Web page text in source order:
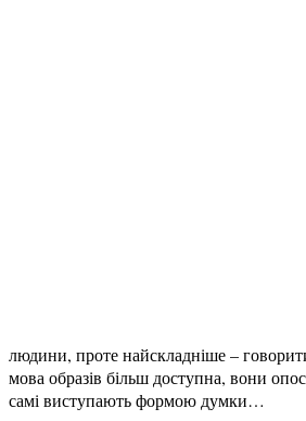
людини, проте найскладніше –
мова образів більш доступна, вони
самі виступають формою думки…